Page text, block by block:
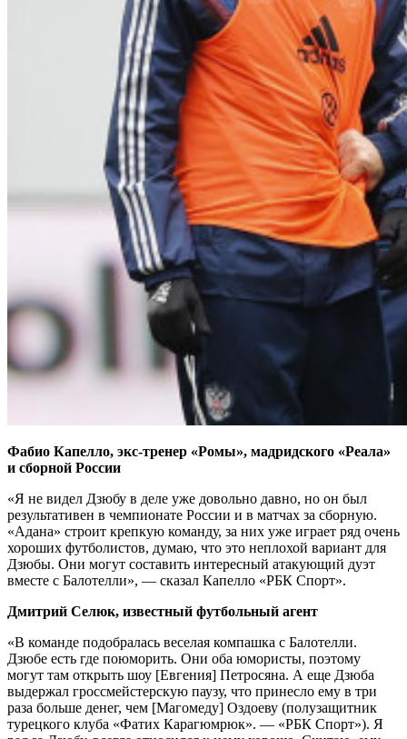
Фабио Капелло, экс-тренер «Ромы», мадридского «Реала»
и сборной России
«Я не видел Дзюбу в деле уже довольно давно, но он был
результативен в чемпионате России и в матчах за сборную.
«Адана» строит крепкую команду, за них уже играет ряд очень
хороших футболистов, думаю, что это неплохой вариант для
Дзюбы. Они могут составить интересный атакующий дуэт
вместе с Балотелли», — сказал Капелло «РБК Спорт».
Дмитрий Селюк, известный футбольный агент
«В команде подобралась веселая компашка с Балотелли.
Дзюбе есть где поюморить. Они оба юмористы, поэтому
могут там открыть шоу [Евгения] Петросяна. А еще Дзюба
выдержал гроссмейстерскую паузу, что принесло ему в три
раза больше денег, чем [Магомеду] Оздоеву (полузащитник
турецкого клуба «Фатих Карагюмрюк». — «РБК Спорт»). Я